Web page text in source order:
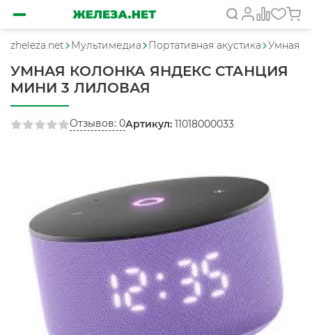
zheleza.net Мультимедиа Портативная акустика Умная
УМНАЯ КОЛОНКА ЯНДЕКС СТАНЦИЯ
МИНИ 3 ЛИЛОВАЯ
Отзывов: 0Артикул: 11018000033